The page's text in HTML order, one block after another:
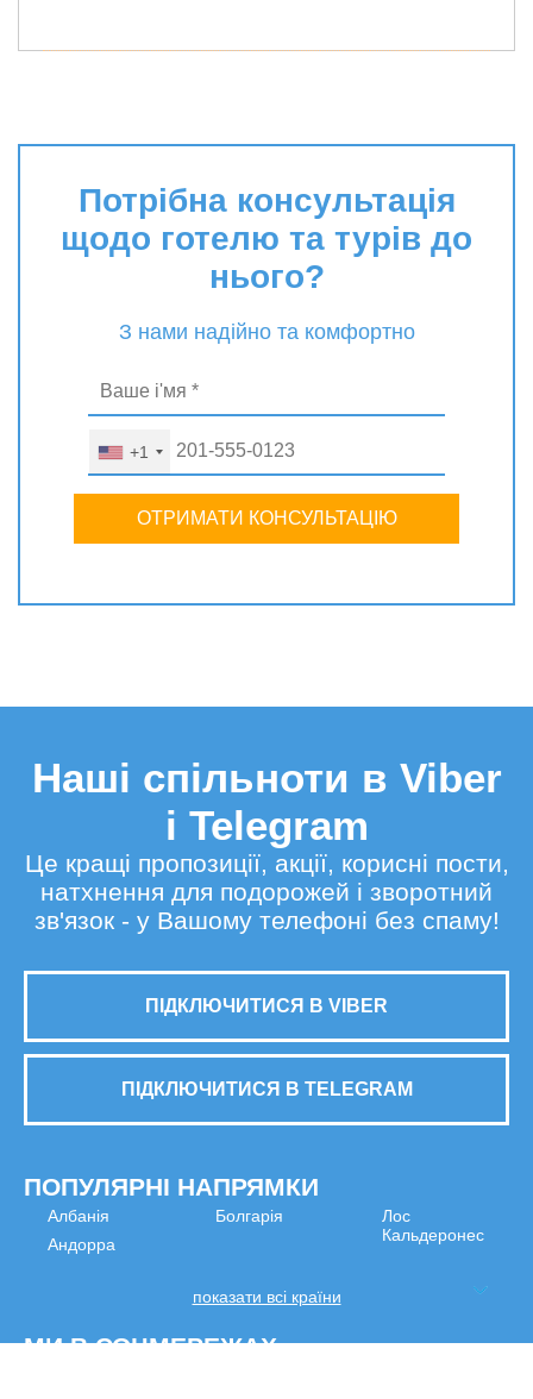
Потрібна консультація
щодо готелю та турів до
нього?
З нами надійно та комфортно
+1
ОТРИМАТИ КОНСУЛЬТАЦІЮ
Наші спільноти в Viber
і Telegram
Це кращі пропозиції, акції, корисні пости,
натхнення для подорожей і зворотний
зв'язок - у Вашому телефоні без спаму!
ПІДКЛЮЧИТИСЯ В VIBER
ПІДКЛЮЧИТИСЯ В TELEGRAM
ПОПУЛЯРНІ НАПРЯМКИ
Албанія
Андорра
Болгарія
Лос
Кальдеронес
показати всі країни
МИ В СОЦМЕРЕЖАХ